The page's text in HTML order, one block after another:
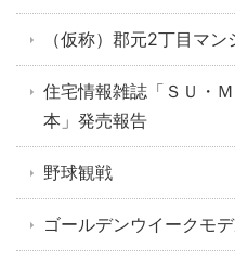
（仮称）郡元2丁目マ
住宅情報雑誌「ＳＵ・
本」発売報告
野球観戦
ゴールデンウイークモ